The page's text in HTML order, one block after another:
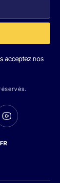
acceptez nos